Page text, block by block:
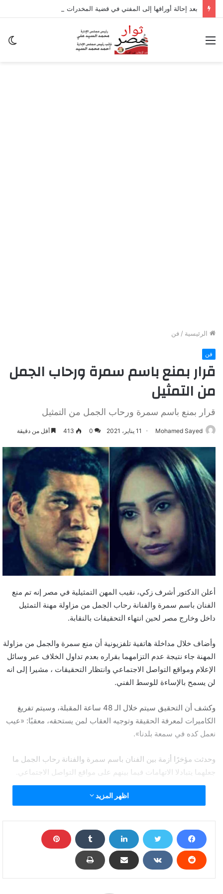
القائمة
الرئيسية / فن
فن
قرار بمنع باسم سمرة ورحاب الجمل
من التمثيل
قرار بمنع باسم سمرة ورحاب الجمل من التمثيل
Mohamed Sayed 11 يناير، 2021 0
413 أقل من دقيقة
أعلن الدكتور أشرف زكي، نقيب المهن التمثيلية في مصر إنه تم منع
الفنان باسم سمرة والفنانة رحاب الجمل من مزاولة مهنة التمثيل
داخل وخارج مصر لحين انتهاء التحقيقات بالنقابة.
وأضاف خلال مداخلة هاتفية تلفزيونية أن منع سمرة والجمل من مزاولة
المهنة جاء نتيجة عدم التزامهما بقراره بعدم تداول الخلاف عبر وسائل
الإعلام ومواقع التواصل الاجتماعي وانتظار التحقيقات ، مشيرا إلى انه
لن يسمح بالإساءة للوسط الفني.
وكشف أن التحقيق سيتم خلال الـ 48 ساعة المقبلة، وسيتم تفريغ
الكاميرات لمعرفة الحقيقة وتوجيه العقاب لمن يستحقه، معقبًا: «عيب
نعمل كده في سمعة بلدنا».
وحدثت مؤخرًا أزمة بين الفنان باسم سمرة والفنانة رحاب الجمل ما
جعلهما يتبادلا الاتهامات فيما بينهم على مواقع التواصل الاجتماعي.
قرار بمنع باسم سمرة ورحاب الجمل من التمثيل
اظهر المزيد